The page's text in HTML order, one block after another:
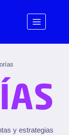
y estrategias